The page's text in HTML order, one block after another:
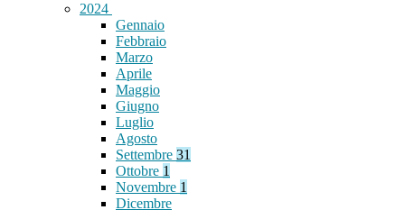
2024
Gennaio
Febbraio
Marzo
Aprile
Maggio
Giugno
Luglio
Agosto
Settembre 31
Ottobre 1
Novembre 1
Dicembre